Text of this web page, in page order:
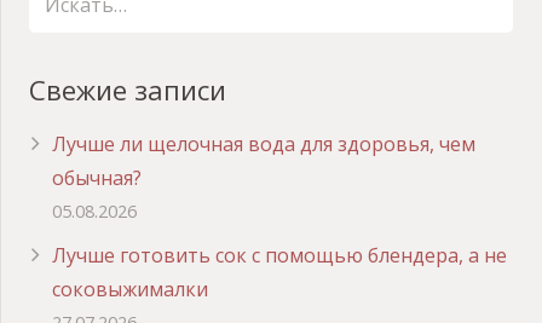
Свежие записи
Лучше ли щелочная вода для здоровья, чем
обычная?
05.08.2026
Лучше готовить сок с помощью блендера, а не
соковыжималки